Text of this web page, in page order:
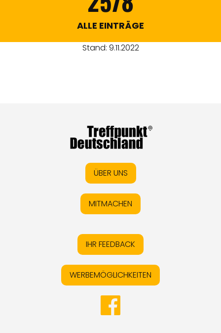
ALLE EINTRÄGE
Stand: 9.11.2022
ÜBER UNS
MITMACHEN
IHR FEEDBACK
WERBEMÖGLICHKEITEN